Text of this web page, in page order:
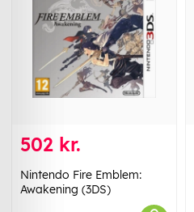
502 kr.
Nintendo Fire Emblem:
Awakening (3DS)